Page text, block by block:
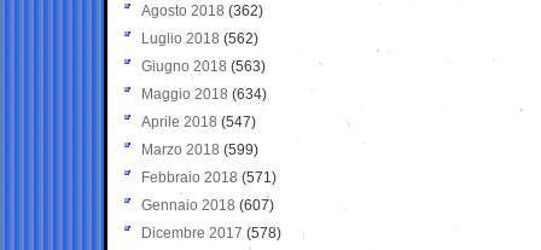
Agosto 2018 (362)
Luglio 2018 (562)
Giugno 2018 (563)
Maggio 2018 (634)
Aprile 2018 (547)
Marzo 2018 (599)
Febbraio 2018 (571)
Gennaio 2018 (607)
Dicembre 2017 (578)